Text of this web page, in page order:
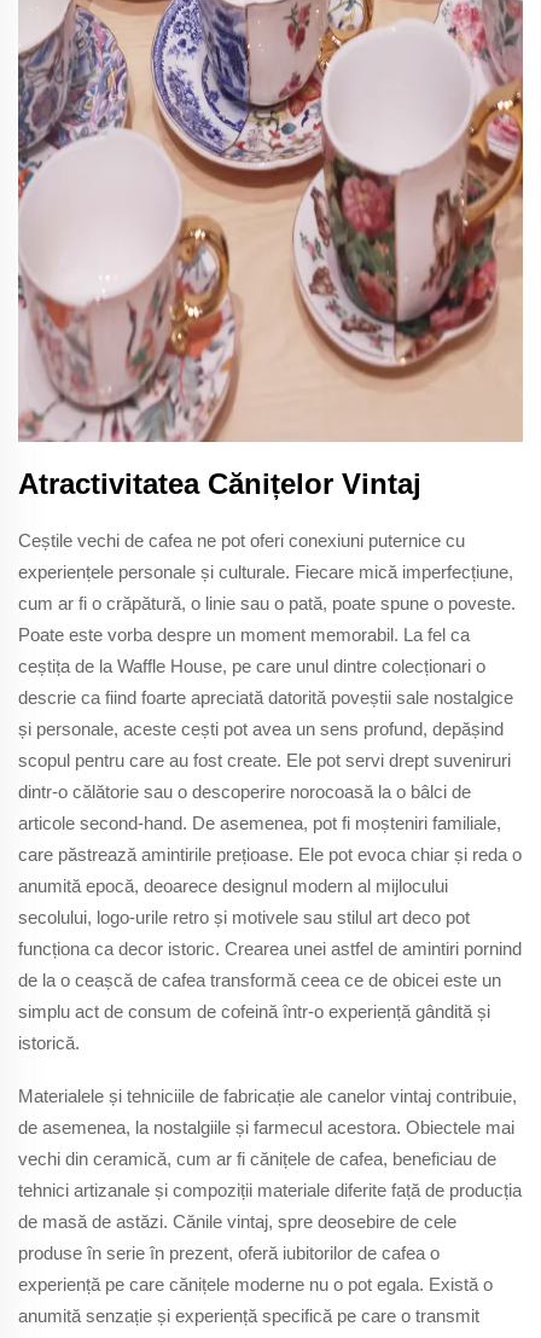
Atractivitatea Cănițelor Vintaj
Ceștile vechi de cafea ne pot oferi conexiuni puternice cu
experiențele personale și culturale. Fiecare mică imperfecțiune,
cum ar fi o crăpătură, o linie sau o pată, poate spune o poveste.
Poate este vorba despre un moment memorabil. La fel ca
ceștița de la Waffle House, pe care unul dintre colecționari o
descrie ca fiind foarte apreciată datorită poveștii sale nostalgice
și personale, aceste cești pot avea un sens profund, depășind
scopul pentru care au fost create. Ele pot servi drept suveniruri
dintr-o călătorie sau o descoperire norocoasă la o bâlci de
articole second-hand. De asemenea, pot fi moșteniri familiale,
care păstrează amintirile prețioase. Ele pot evoca chiar și reda o
anumită epocă, deoarece designul modern al mijlocului
secolului, logo-urile retro și motivele sau stilul art deco pot
funcționa ca decor istoric. Crearea unei astfel de amintiri pornind
de la o ceașcă de cafea transformă ceea ce de obicei este un
simplu act de consum de cofeină într-o experiență gândită și
istorică.
Materialele și tehniciile de fabricație ale canelor vintaj contribuie,
de asemenea, la nostalgiile și farmecul acestora. Obiectele mai
vechi din ceramică, cum ar fi cănițele de cafea, beneficiau de
tehnici artizanale și compoziții materiale diferite față de producția
de masă de astăzi. Cănile vintaj, spre deosebire de cele
produse în serie în prezent, oferă iubitorilor de cafea o
experiență pe care cănițele moderne nu o pot egala. Există o
anumită senzație și experiență specifică pe care o transmit